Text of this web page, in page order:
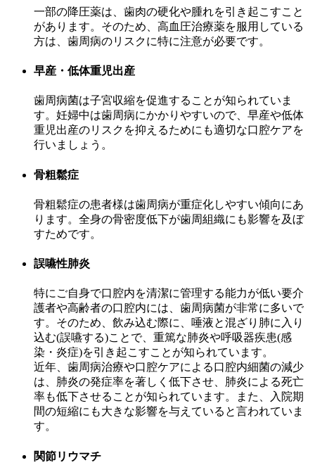
一部の降圧薬は、歯肉の硬化や腫れを引き起こすこと
があります。そのため、高血圧治療薬を服用している
方は、歯周病のリスクに特に注意が必要です。
早産・低体重児出産
歯周病菌は子宮収縮を促進することが知られていま
す。妊婦中は歯周病にかかりやすいので、早産や低体
重児出産のリスクを抑えるためにも適切な口腔ケアを
行いましょう。
骨粗鬆症
骨粗鬆症の患者様は歯周病が重症化しやすい傾向にあ
ります。全身の骨密度低下が歯周組織にも影響を及ぼ
すためです。
誤嚥性肺炎
特にご自身で口腔内を清潔に管理する能力が低い要介
護者や高齢者の口腔内には、歯周病菌が非常に多いで
す。そのため、飲み込む際に、唾液と混ざり肺に入り
込む(誤嚥する)ことで、重篤な肺炎や呼吸器疾患(感
染・炎症)を引き起こすことが知られています。
近年、歯周病治療や口腔ケアによる口腔内細菌の減少
は、肺炎の発症率を著しく低下させ、肺炎による死亡
率も低下させることが知られています。また、入院期
間の短縮にも大きな影響を与えていると言われていま
す。
関節リウマチ